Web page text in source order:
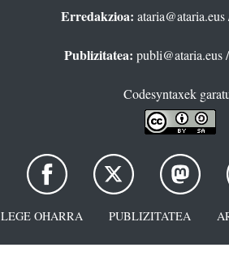
Erredakzioa: ataria@ataria.eus
Publizitatea: publi@ataria.eus/
Codesyntaxek
LEGE OHARRA PUBLIZITATEA